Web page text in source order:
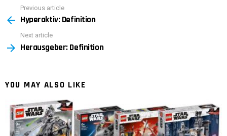
more
Previous article
Hyperaktiv: Definition
Next article
Herausgeber: Definition
YOU MAY ALSO LIKE